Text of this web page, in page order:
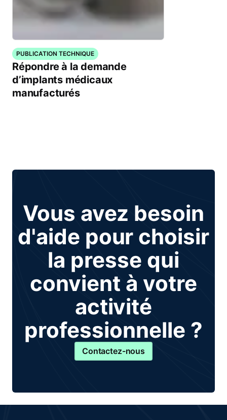
PUBLICATION TECHNIQUE
Répondre à la demande
d’implants médicaux
manufacturés
Vous avez besoin
d'aide pour choisir
la presse qui
convient à votre
activité
professionnelle ?
Contactez-nous